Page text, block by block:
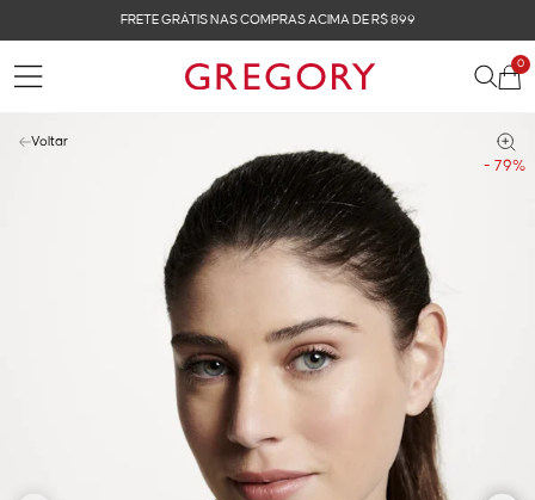
FRETE GRÁTIS NAS COMPRAS ACIMA DE R$ 899
0
- 79%
Voltar